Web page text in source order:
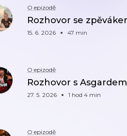
O epizodě
Rozhovor se
15. 6. 2026 47 min
O epizodě
Rozhovor s
27. 5. 2026 1 hod 4 min
O epizodě